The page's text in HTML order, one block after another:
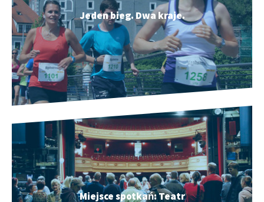
Jeden bieg. Dwa kraje.
Miejsce spotkań: Teatr